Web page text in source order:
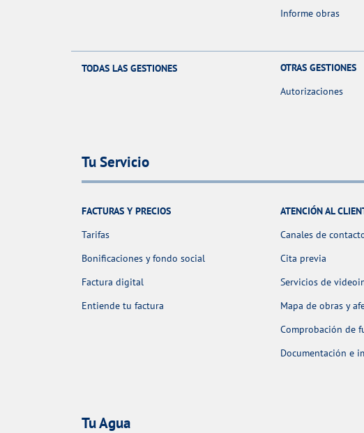
Informe obras
TODAS LAS GESTIONES
OTRAS GESTIONES
Autorizaciones
Tu Servicio
FACTURAS Y PRECIOS
Tarifas
Bonificaciones y fondo social
Factura digital
Entiende tu factura
ATENCIÓN AL
Canales de
Cita previa
Servicios de
Mapa de obras y
Comprobación de
Documentación e
Tu Agua